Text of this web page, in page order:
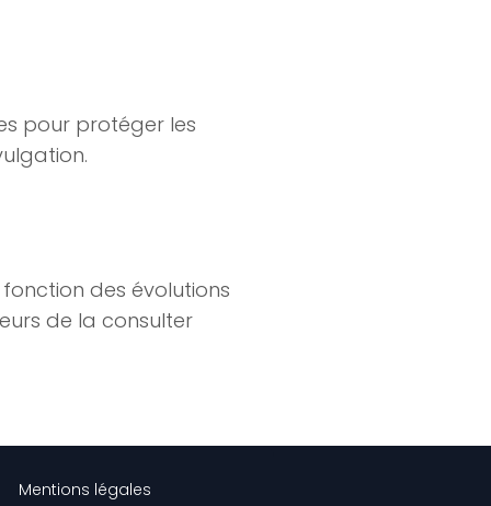
pour protéger les
des évolutions
de la consulter
Mentions légales